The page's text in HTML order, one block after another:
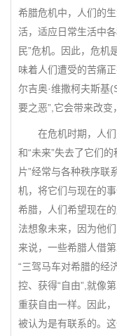
希腊危机中，人们的
活，适应日常生活中
民”危机。因此，危机
味着人们遭受的苦痛
尔吉奥·维撒柯夫斯基
要之恶”,它会带来改变
在危机时期，人们
和“未来”失去了它们
片”经常与各种秩序联
机，将它们与现在的
希腊，人们希望现在
法想象未来，因为他
来说，一些希腊人借
“三驾马车对希腊的经
控、获得“自由”,就像
重获自由一样。因此
被认为是有联系的。